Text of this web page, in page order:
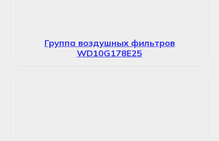
Группа воздушных фильтров
WD10G178E25